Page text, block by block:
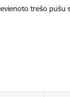
trešo pušu